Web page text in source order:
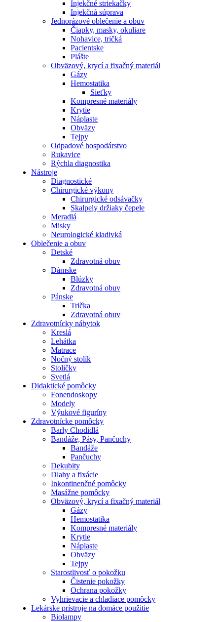
Injekčné striekačky
Injekčná súprava
Jednorázové oblečenie a obuv
Čiapky, masky, okuliare
Nohavice, tričká
Pacientske
Plášte
Obväzový, krycí a fixačný materiál
Gázy
Hemostatika
Sieťky
Kompresné materiály
Krytie
Náplaste
Obväzy
Tejpy
Odpadové hospodárstvo
Rukavice
Rýchla diagnostika
Nástroje
Diagnostické
Chirurgické výkony
Chirurgické odsávačky
Skalpely držiaky čepele
Meradlá
Misky
Neurologické kladivká
Oblečenie a obuv
Detské
Zdravotná obuv
Dámske
Blúzky
Zdravotná obuv
Pánske
Trička
Zdravotná obuv
Zdravotnícky nábytok
Kreslá
Lehátka
Matrace
Nočný stolík
Stoličky
Svetlá
Didaktické pomôcky
Fonendoskopy
Modely
Výukové figuríny
Zdravotnícke pomôcky
Barly Chodidlá
Bandáže, Pásy, Pančuchy
Bandáže
Pančuchy
Dekubity
Dlahy a fixácie
Inkontinenčné pomôcky
Masážne pomôcky
Obväzový, krycí a fixačný materiál
Gázy
Hemostatika
Kompresné materiály
Krytie
Náplaste
Obväzy
Tejpy
Starostlivosť o pokožku
Čistenie pokožky
Ochrana pokožky
Vyhrievacie a chladiace pomôcky
Lekárske prístroje na domáce použitie
Biolampy